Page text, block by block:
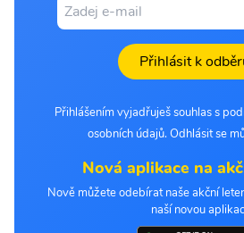
Přihlásit k
Přihlášením vyjadřuješ souhlas s
osobních údajů. Odhlásit se
Nová aplikace na
Nově můžete odebírat naše akční
naší novou